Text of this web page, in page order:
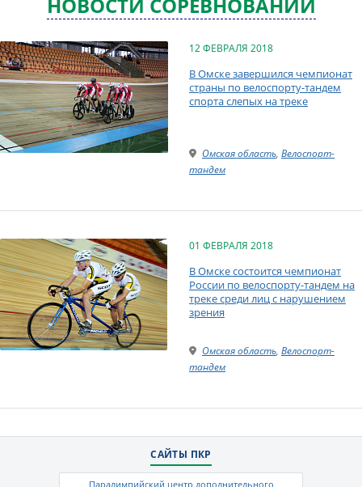
12 ФЕВРАЛЯ 2018
В Омске завершился чемпионат
страны по велоспорту-тандем
спорта слепых на треке
Омская область, Велоспорт-
тандем
01 ФЕВРАЛЯ 2018
В Омске состоится чемпионат
России по велоспорту-тандем на
треке среди лиц с нарушением
зрения
Омская область, Велоспорт-
тандем
САЙТЫ ПКР
Паралимпийский центр дополнительного